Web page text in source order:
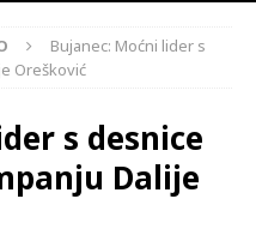
Bujanec: Moćni lider s
Orešković
s desnice
Dalije